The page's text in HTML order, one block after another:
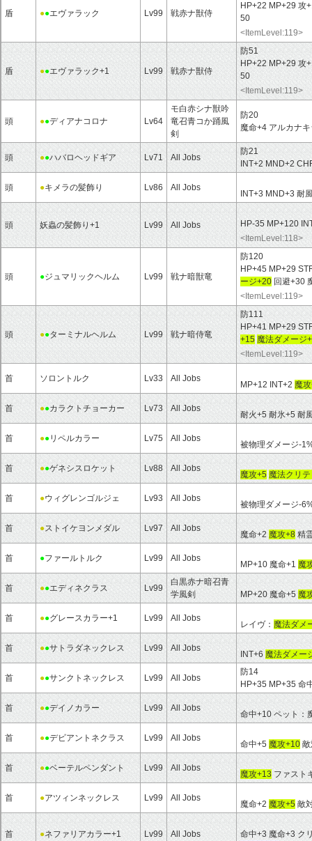
盾 ●●エヴァラック Lv99 戦赤ナ獣侍
HP+22 MP+29 攻
50
<ItemLevel:119>
盾 ●●エヴァラック+1 Lv99 戦赤ナ獣侍
防51
HP+22 MP+29 攻
50
<ItemLevel:119>
頭 ●●ディアナコロナ Lv64
モ白赤シナ獣吟
竜召青コか踊風
剣
防20
魔命+4 アルカナ
頭 ●●ハバロヘッドギア Lv71 All Jobs
防21
INT+2 MND+2
頭 ●キメラの髪飾り Lv86 All Jobs
INT+3 MND+3 耐
頭 妖蟲の髪飾り+1 Lv99 All Jobs
HP-35 MP+120
<ItemLevel:118>
頭 ●ジュマリックヘルム Lv99 戦ナ暗獣竜
防120
HP+45 MP+29
ージ+20 回避+30
<ItemLevel:119>
頭 ●●ターミナルヘルム Lv99 戦ナ暗侍竜
防111
HP+41 MP+29
+15 魔法ダメージ
<ItemLevel:119>
首 ソロントルク Lv33 All Jobs
MP+12 INT+2 魔
首 ●●カラクトチョーカー Lv73 All Jobs
耐火+5 耐氷+5 耐
首 ●●リペルカラー Lv75 All Jobs
被物理ダメージ-
首 ●●ゲネシスロケット Lv88 All Jobs
魔攻+5 魔法クリ
首 ●ウィグレンゴルジェ Lv93 All Jobs
被物理ダメージ-
首 ●ストイケヨンメダル Lv97 All Jobs
魔命+2 魔攻+8 精
首 ●ファールトルク Lv99 All Jobs
MP+10 魔命+1 魔
首 ●●エディネクラス Lv99
白黒赤ナ暗召青
学風剣
MP+20 魔命+5 魔
首 ●●グレースカラー+1 Lv99 All Jobs
レイヴ： 魔法ダメ
首 ●●サトラダネックレス Lv99 All Jobs
INT+6 魔法ダメー
首 ●●サンクトネックレス Lv99 All Jobs
防14
HP+35 MP+35 命
首 ●●デイノカラー Lv99 All Jobs
命中+10 ペット：
首 ●●デビアントネクラス Lv99 All Jobs
命中+5 魔攻+10
首 ●●ベーテルペンダント Lv99 All Jobs
魔攻+13 ファスト
首 ●アツィンネックレス Lv99 All Jobs
魔命+2 魔攻+5 敵
首 ●ネファリアカラー+1 Lv99 All Jobs
命中+3 魔命+3 ク